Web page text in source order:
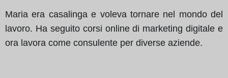
Maria era casalinga e voleva tornare nel mondo del
lavoro. Ha seguito corsi online di marketing digitale e
ora lavora come consulente per diverse aziende.